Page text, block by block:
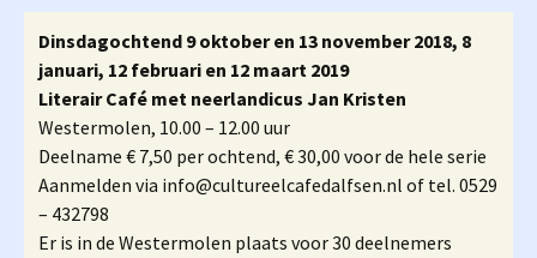
Dinsdagochtend 9 oktober en 13 november 2018, 8
januari, 12 februari en 12 maart 2019
Literair Café met neerlandicus Jan Kristen
Westermolen, 10.00 – 12.00 uur
Deelname € 7,50 per ochtend, € 30,00 voor de hele serie
Aanmelden via info@cultureelcafedalfsen.nl of tel. 0529
– 432798
Er is in de Westermolen plaats voor 30 deelnemers